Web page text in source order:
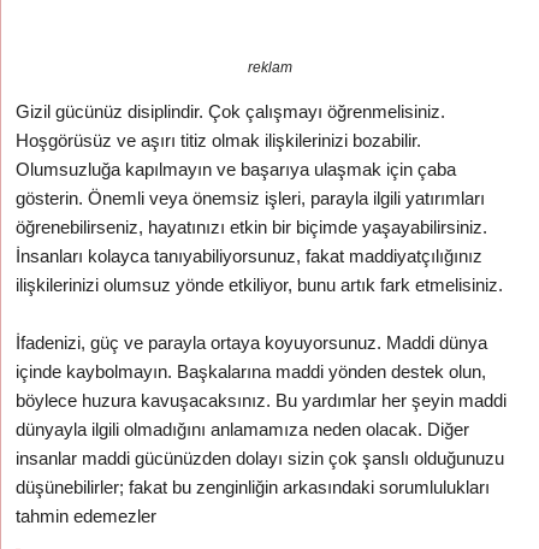
reklam
Gizil gücünüz disiplindir. Çok çalışmayı öğrenmelisiniz.
Hoşgörüsüz ve aşırı titiz olmak ilişkilerinizi bozabilir.
Olumsuzluğa kapılmayın ve başarıya ulaşmak için çaba
gösterin. Önemli veya önemsiz işleri, parayla ilgili yatırımları
öğrenebilirseniz, hayatınızı etkin bir biçimde yaşayabilirsiniz.
İnsanları kolayca tanıyabiliyorsunuz, fakat maddiyatçılığınız
ilişkilerinizi olumsuz yönde etkiliyor, bunu artık fark etmelisiniz.
İfadenizi, güç ve parayla ortaya koyuyorsunuz. Maddi dünya
içinde kaybolmayın. Başkalarına maddi yönden destek olun,
böylece huzura kavuşacaksınız. Bu yardımlar her şeyin maddi
dünyayla ilgili olmadığını anlamamıza neden olacak. Diğer
insanlar maddi gücünüzden dolayı sizin çok şanslı olduğunuzu
düşünebilirler; fakat bu zenginliğin arkasındaki sorumlulukları
tahmin edemezler